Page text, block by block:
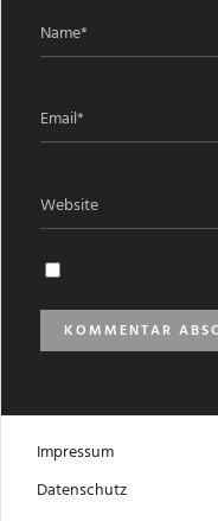
Impressum
Datenschutz